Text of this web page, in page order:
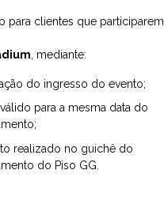
para clientes que participarem
, mediante:
do ingresso do evento;
para a mesma data do
realizado no guichê do
do Piso GG.